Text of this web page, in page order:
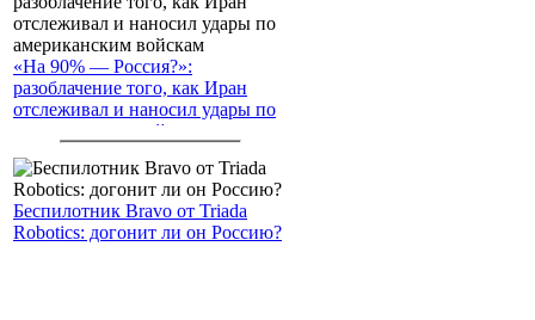
«На 90% — Россия?»:
разоблачение того, как Иран
отслеживал и наносил удары по
американским войскам
Беспилотник Bravo от Triada
Robotics: догонит ли он Россию?